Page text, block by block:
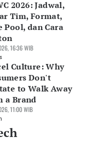
2026: Jadwal,
Tim, Format,
Pool, dan Cara
16:36 WIB
Culture: Why
Don't
to Walk Away
a Brand
11:00 WIB